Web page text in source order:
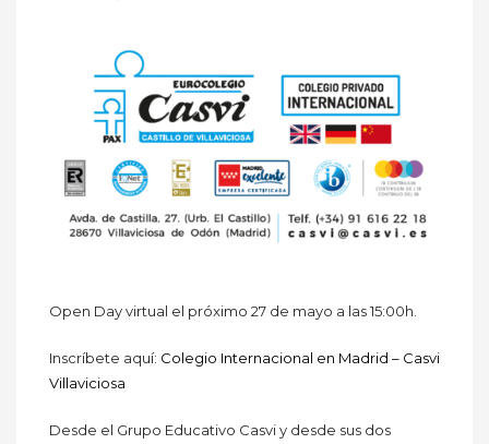
Open Day virtual el próximo 27 de mayo a las 15:00h.
Inscríbete aquí: Colegio Internacional en Madrid – Casvi
Villaviciosa
Desde el Grupo Educativo Casvi y desde sus dos